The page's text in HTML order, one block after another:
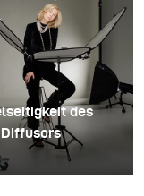
des
Shootings